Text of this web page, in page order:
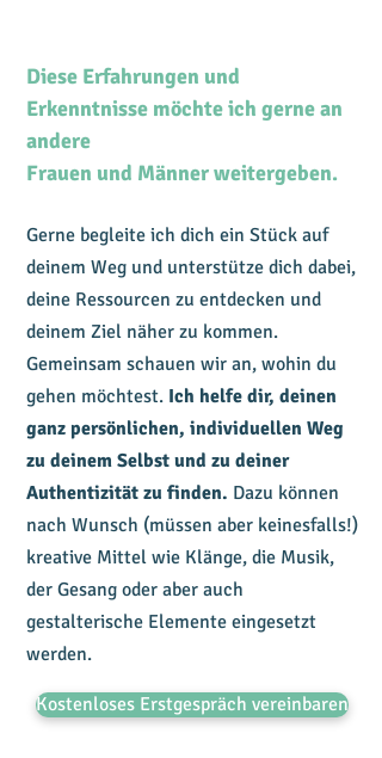
Diese Erfahrungen und
Erkenntnisse möchte ich gerne an
andere
Frauen und Männer weitergeben.
Gerne begleite ich dich ein Stück auf
deinem Weg und unterstütze dich dabei,
deine Ressourcen zu entdecken und
deinem Ziel näher zu kommen.
Gemeinsam schauen wir an, wohin du
gehen möchtest. Ich helfe dir, deinen
ganz persönlichen, individuellen Weg
zu deinem Selbst und zu deiner
Authentizität zu finden. Dazu können
nach Wunsch (müssen aber keinesfalls!)
kreative Mittel wie Klänge, die Musik,
der Gesang oder aber auch
gestalterische Elemente eingesetzt
werden.
Kostenloses Erstgespräch vereinbaren